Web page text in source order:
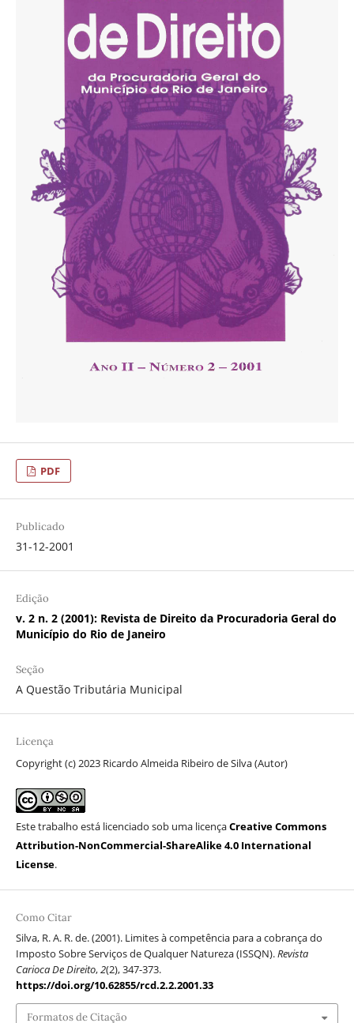
PDF
Publicado
31-12-2001
Edição
v. 2 n. 2 (2001): Revista de Direito da Procuradoria Geral do
Município do Rio de Janeiro
Seção
A Questão Tributária Municipal
Licença
Copyright (c) 2023 Ricardo Almeida Ribeiro de Silva (Autor)
Este trabalho está licenciado sob uma licençaCreative Commons
Attribution-NonCommercial-ShareAlike 4.0 International
License.
Como Citar
Silva, R. A. R. de. (2001). Limites à competência para a cobrança do
Imposto Sobre Serviços de Qualquer Natureza (ISSQN).Revista
Carioca De Direito,2(2), 347-373.
https://doi.org/10.62855/rcd.2.2.2001.33
Formatos de Citação